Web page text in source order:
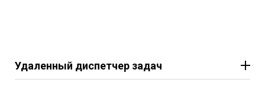
Удаленный диспетчер задач